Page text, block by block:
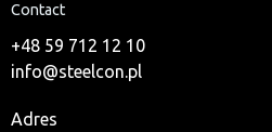
Contact
+48 59 712 12 10
info@steelcon.pl
Adres